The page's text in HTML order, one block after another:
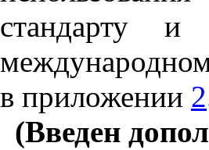
стандарту
в приложении 2
(Введен